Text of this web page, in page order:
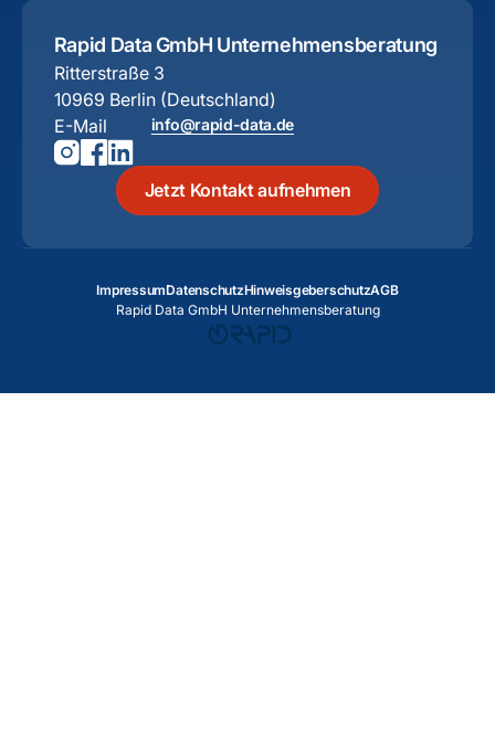
Rapid Data GmbH Unternehmensberatung
Ritterstraße 3
10969 Berlin (Deutschland)
E-Mail
info@rapid-data.de
Jetzt Kontakt aufnehmen
ImpressumDatenschutzHinweisgeberschutzAGB
Rapid Data GmbH Unternehmensberatung